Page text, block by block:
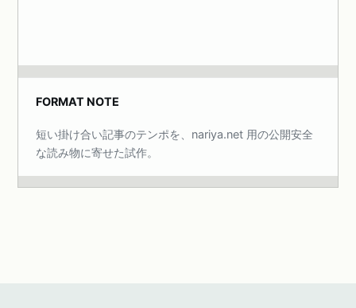
FORMAT NOTE
短い掛け合い記事のテンポを、nariya.net 用の公開安全
な読み物に寄せた試作。